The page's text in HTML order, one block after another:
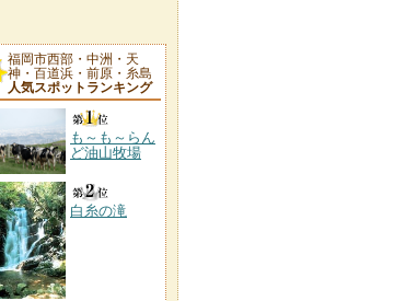
福岡市西部・中洲・天
神・百道浜・前原・糸島
人気スポットランキング
も～も～らん
ど油山牧場
白糸の滝